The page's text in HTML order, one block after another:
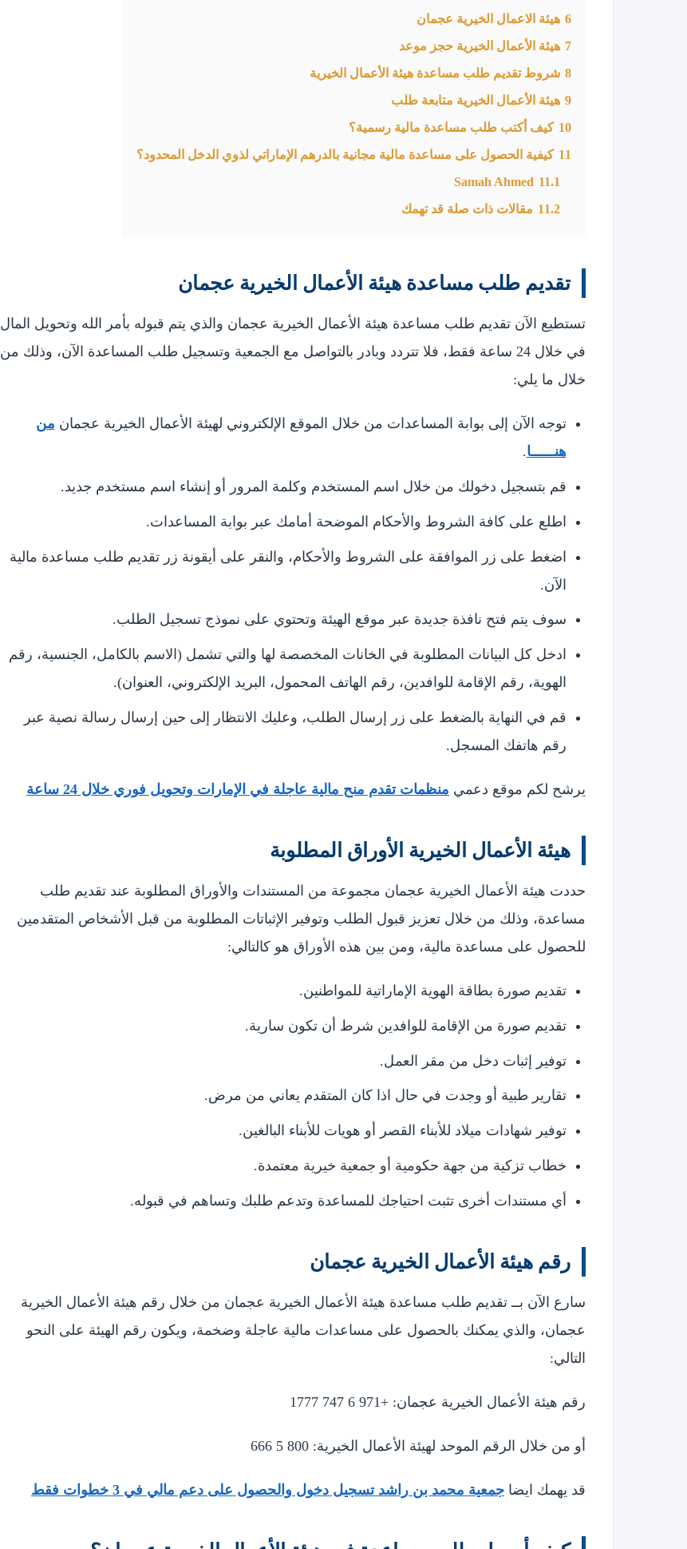
6 هيئة الاعمال الخيرية عجمان
7 هيئة الأعمال الخيرية حجز موعد
8 شروط تقديم طلب مساعدة هيئة الأعمال الخيرية
9 هيئة الأعمال الخيرية متابعة طلب
10 كيف أكتب طلب مساعدة مالية رسمية؟
11 كيفية الحصول على مساعدة مالية مجانية بالدرهم الإماراتي لذوي الدخل المحدود؟
11.1
Samah Ahmed
11.2 مقالات ذات صلة قد تهمك
تقديم طلب مساعدة هيئة الأعمال الخيرية عجمان
تستطيع الآن تقديم طلب مساعدة هيئة الأعمال الخيرية عجمان والذي يتم قبوله بأمر الله وتحويل المال
في خلال 24 ساعة فقط، فلا تتردد وبادر بالتواصل مع الجمعية وتسجيل طلب المساعدة الآن، وذلك من
خلال ما يلي:
توجه الآن إلى بوابة المساعدات من خلال الموقع الإلكتروني لهيئة الأعمال الخيرية عجمان من
هنــــــا.
قم بتسجيل دخولك من خلال اسم المستخدم وكلمة المرور أو إنشاء اسم مستخدم جديد.
اطلع على كافة الشروط والأحكام الموضحة أمامك عبر بوابة المساعدات.
اضغط على زر الموافقة على الشروط والأحكام، والنقر على أيقونة زر تقديم طلب مساعدة مالية
الآن.
سوف يتم فتح نافذة جديدة عبر موقع الهيئة وتحتوي على نموذج تسجيل الطلب.
ادخل كل البيانات المطلوبة في الخانات المخصصة لها والتي تشمل (الاسم بالكامل، الجنسية، رقم
الهوية، رقم الإقامة للوافدين، رقم الهاتف المحمول، البريد الإلكتروني، العنوان).
قم في النهاية بالضغط على زر إرسال الطلب، وعليك الانتظار إلى حين إرسال رسالة نصية عبر
رقم هاتفك المسجل.
يرشح لكم موقع دعمي منظمات تقدم منح مالية عاجلة في الإمارات وتحويل فوري خلال 24 ساعة
هيئة الأعمال الخيرية الأوراق المطلوبة
حددت هيئة الأعمال الخيرية عجمان مجموعة من المستندات والأوراق المطلوبة عند تقديم طلب
مساعدة، وذلك من خلال تعزيز قبول الطلب وتوفير الإثباتات المطلوبة من قبل الأشخاص المتقدمين
للحصول على مساعدة مالية، ومن بين هذه الأوراق هو كالتالي:
تقديم صورة بطاقة الهوية الإماراتية للمواطنين.
تقديم صورة من الإقامة للوافدين شرط أن تكون سارية.
توفير إثبات دخل من مقر العمل.
تقارير طبية أو وجدت في حال اذا كان المتقدم يعاني من مرض.
توفير شهادات ميلاد للأبناء القصر أو هويات للأبناء البالغين.
خطاب تزكية من جهة حكومية أو جمعية خيرية معتمدة.
أي مستندات أخرى تثبت احتياجك للمساعدة وتدعم طلبك وتساهم في قبوله.
رقم هيئة الأعمال الخيرية عجمان
سارع الآن بــ تقديم طلب مساعدة هيئة الأعمال الخيرية عجمان من خلال رقم هيئة الأعمال الخيرية
عجمان، والذي يمكنك بالحصول على مساعدات مالية عاجلة وضخمة، ويكون رقم الهيئة على النحو
التالي:
رقم هيئة الأعمال الخيرية عجمان: +971 6 747 1777
أو من خلال الرقم الموحد لهيئة الأعمال الخيرية: 800 5 666
قد يهمك ايضا جمعية محمد بن راشد تسجيل دخول والحصول على دعم مالي في 3 خطوات فقط